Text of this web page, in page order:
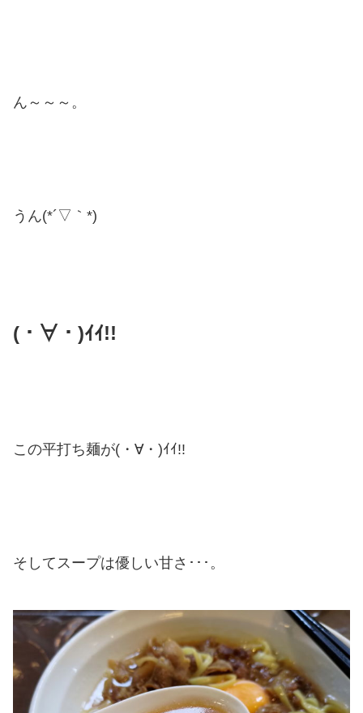
ん～～～。
うん(*´▽｀*)
(・∀・)ｲｲ!!
この平打ち麺が(・∀・)ｲｲ!!
そしてスープは優しい甘さ･･･。